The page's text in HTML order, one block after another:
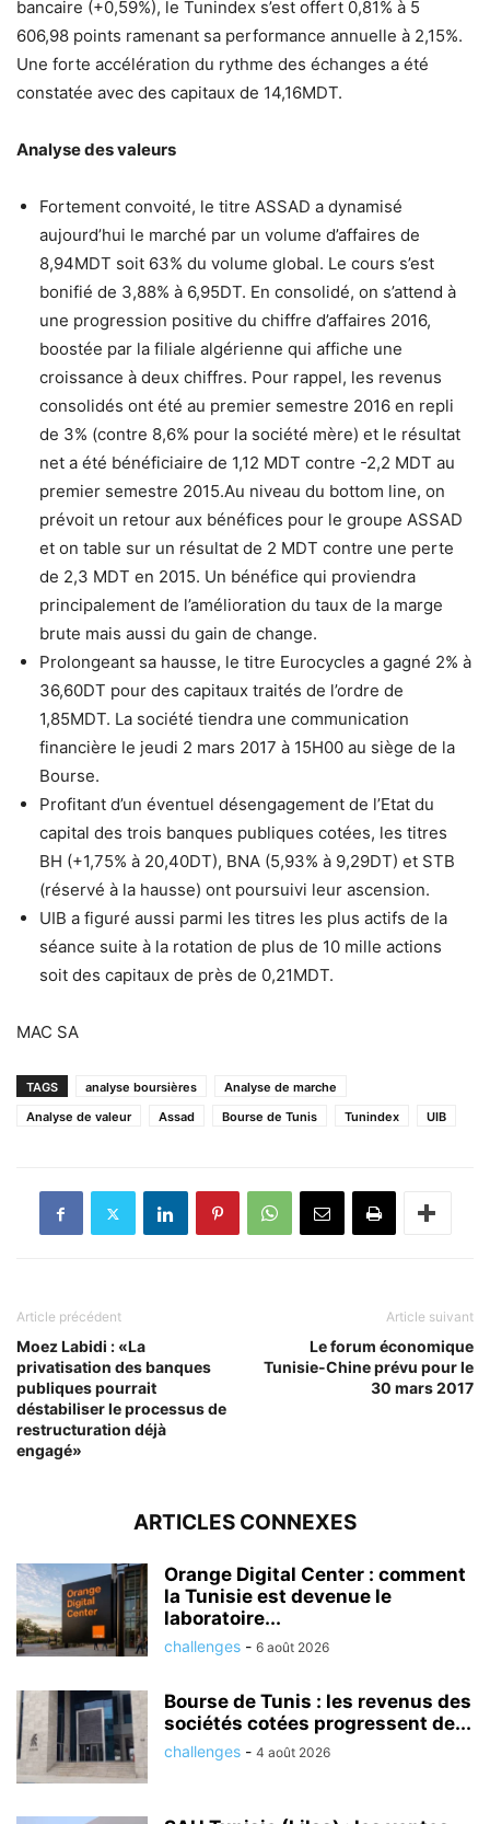
bancaire (+0,59%), le Tunindex s’est offert 0,81% à 5
606,98 points ramenant sa performance annuelle à 2,15%.
Une forte accélération du rythme des échanges a été
constatée avec des capitaux de 14,16MDT.
Analyse des valeurs
Fortement convoité, le titre ASSAD a dynamisé
aujourd’hui le marché par un volume d’affaires de
8,94MDT soit 63% du volume global. Le cours s’est
bonifié de 3,88% à 6,95DT. En consolidé, on s’attend à
une progression positive du chiffre d’affaires 2016,
boostée par la filiale algérienne qui affiche une
croissance à deux chiffres. Pour rappel, les revenus
consolidés ont été au premier semestre 2016 en repli
de 3% (contre 8,6% pour la société mère) et le résultat
net a été bénéficiaire de 1,12 MDT contre -2,2 MDT au
premier semestre 2015.Au niveau du bottom line, on
prévoit un retour aux bénéfices pour le groupe ASSAD
et on table sur un résultat de 2 MDT contre une perte
de 2,3 MDT en 2015. Un bénéfice qui proviendra
principalement de l’amélioration du taux de la marge
brute mais aussi du gain de change.
Prolongeant sa hausse, le titre Eurocycles a gagné 2% à
36,60DT pour des capitaux traités de l’ordre de
1,85MDT. La société tiendra une communication
financière le jeudi 2 mars 2017 à 15H00 au siège de la
Bourse.
Profitant d’un éventuel désengagement de l’Etat du
capital des trois banques publiques cotées, les titres
BH (+1,75% à 20,40DT), BNA (5,93% à 9,29DT) et STB
(réservé à la hausse) ont poursuivi leur ascension.
UIB a figuré aussi parmi les titres les plus actifs de la
séance suite à la rotation de plus de 10 mille actions
soit des capitaux de près de 0,21MDT.
MAC SA
TAGS analyse boursières
Analyse de marche
Analyse de valeur
Assad Bourse de Tunis Tunindex UIB
Article précédent
Moez Labidi : «La
privatisation des banques
publiques pourrait
déstabiliser le processus de
restructuration déjà
engagé»
Article suivant
Le forum économique
Tunisie-Chine prévu pour le
30 mars 2017
ARTICLES CONNEXES
Orange Digital Center : comment
la Tunisie est devenue le
laboratoire...
challenges - 6 août 2026
Bourse de Tunis : les revenus des
sociétés cotées progressent de...
challenges - 4 août 2026